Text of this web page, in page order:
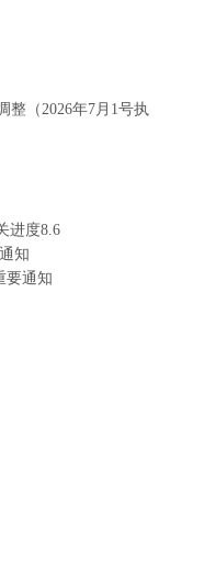
整（2026年7月1号执
进度8.6
知
要通知